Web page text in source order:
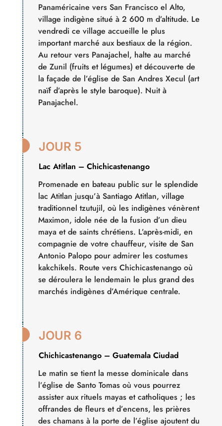
Panaméricaine vers San Francisco el Alto,
village indigène situé à 2 600 m d’altitude. Le
vendredi ce village accueille le plus
important marché aux bestiaux de la région.
Au retour vers Panajachel, halte au marché
de Zunil (fruits et légumes) et découverte de
la façade de l’église de San Andres Xecul (art
naïf d’après le style baroque). Nuit à
Panajachel.
 JOUR 5
Lac Atitlan – Chichicastenango
Promenade en bateau public sur le splendide
lac Atitlan jusqu’à Santiago Atitlan, village
traditionnel tzutujil, où les indigènes vénèrent
Maximon, idole née de la fusion d’un dieu
maya et de saints chrétiens. L’après-midi, en
compagnie de votre chauffeur, visite de San
Antonio Palopo pour admirer les costumes
kakchikels. Route vers Chichicastenango où
se déroulera le lendemain le plus grand des
marchés indigènes d’Amérique centrale.
 JOUR 6
Chichicastenango – Guatemala Ciudad
Le matin se tient la messe dominicale dans
l’église de Santo Tomas où vous pourrez
assister aux rituels mayas et catholiques ; les
offrandes de fleurs et d’encens, les prières
des chamans à la porte de l’église ajoutent du